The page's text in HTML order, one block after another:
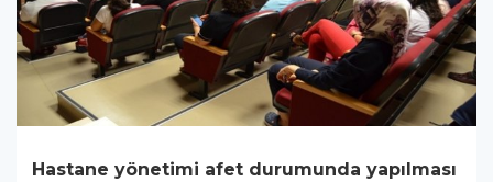
Hastane yönetimi afet durumunda yapılması